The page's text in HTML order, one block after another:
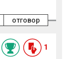
отговор
1